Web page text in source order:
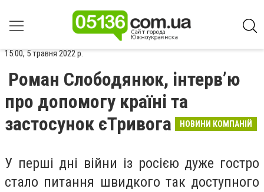
15:00, 5 травня 2022 р.
Роман Слободянюк, інтерв’ю
про допомогу країні та
застосунок єТривога
НОВИНИ КОМПАНІЙ
У перші дні війни із росією дуже гостро
стало питання швидкого так доступного